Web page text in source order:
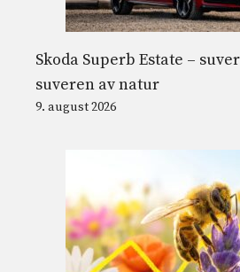
Skoda Superb Estate –
suveren av natur
9. august 2026